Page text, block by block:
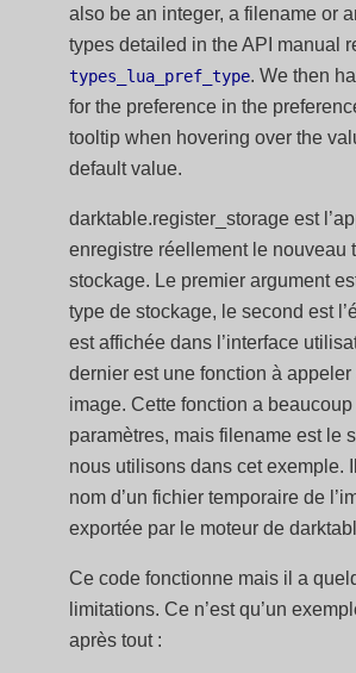
also be an integer, a filename or
types detailed in the API manual
types_lua_pref_type. We then
for the preference in the
tooltip when hovering over the
default value.
darktable.register_storage est
enregistre réellement le nouveau
stockage. Le premier argument
type de stockage, le second est
est affichée dans l’interface
dernier est une fonction à
image. Cette fonction a beaucoup
paramètres, mais filename est le
nous utilisons dans cet exemple.
nom d’un fichier temporaire de
exportée par le moteur de
Ce code fonctionne mais il a
limitations. Ce n’est qu’un
après tout :